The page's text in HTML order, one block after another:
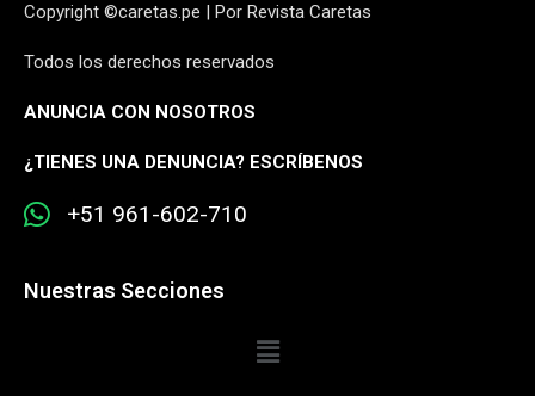
Copyright ©caretas.pe | Por Revista Caretas
Todos los derechos reservados
ANUNCIA CON NOSOTROS
¿TIENES UNA DENUNCIA? ESCRÍBENOS
+51 961-602-710
Nuestras Secciones